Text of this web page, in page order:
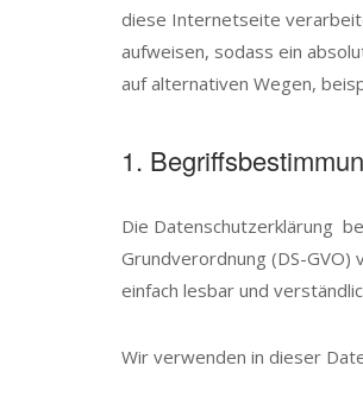
diese Internetseite
aufweisen, sodass ein
auf alternativen Wegen,
1.
Die Datenschutzerklärung
Grundverordnung (DS-
einfach lesbar und
Wir verwenden in dieser